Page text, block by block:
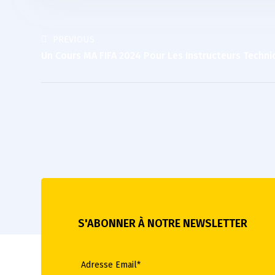
S'ABONNER À NOTRE NEWSLETTER
Adresse Email*